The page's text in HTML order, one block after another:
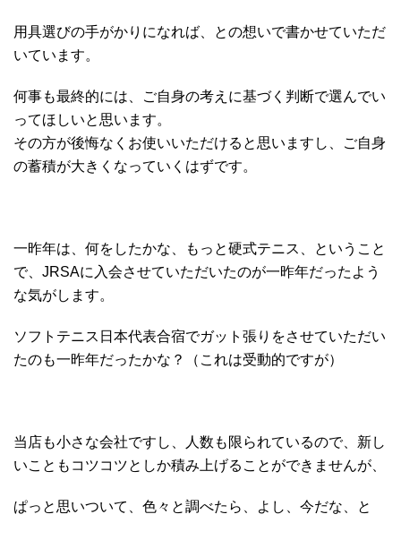
用具選びの手がかりになれば、との想いで書かせていただ
いています。
何事も最終的には、ご自身の考えに基づく判断で選んでい
ってほしいと思います。
その方が後悔なくお使いいただけると思いますし、ご自身
の蓄積が大きくなっていくはずです。
一昨年は、何をしたかな、もっと硬式テニス、ということ
で、JRSAに入会させていただいたのが一昨年だったよう
な気がします。
ソフトテニス日本代表合宿でガット張りをさせていただい
たのも一昨年だったかな？（これは受動的ですが）
当店も小さな会社ですし、人数も限られているので、新し
いこともコツコツとしか積み上げることができませんが、
ぱっと思いついて、色々と調べたら、よし、今だな、と